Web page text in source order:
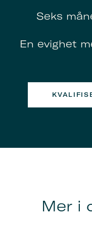
Seks
En evighet
Mer i